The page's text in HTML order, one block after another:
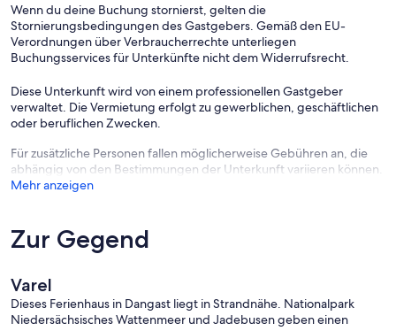
Wenn du deine Buchung stornierst, gelten die
Stornierungsbedingungen des Gastgebers. Gemäß den EU-
Verordnungen über Verbraucherrechte unterliegen
Buchungsservices für Unterkünfte nicht dem Widerrufsrecht.
Diese Unterkunft wird von einem professionellen Gastgeber
verwaltet. Die Vermietung erfolgt zu gewerblichen, geschäftlichen
oder beruflichen Zwecken.
Für zusätzliche Personen fallen möglicherweise Gebühren an, die
abhängig von den Bestimmungen der Unterkunft variieren können.
Mehr anzeigen
Zur Gegend
Varel
Dieses Ferienhaus in Dangast liegt in Strandnähe. Nationalpark
Niedersächsisches Wattenmeer und Jadebusen geben einen